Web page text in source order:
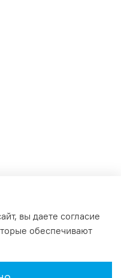
вы даете согласие
обеспечивают